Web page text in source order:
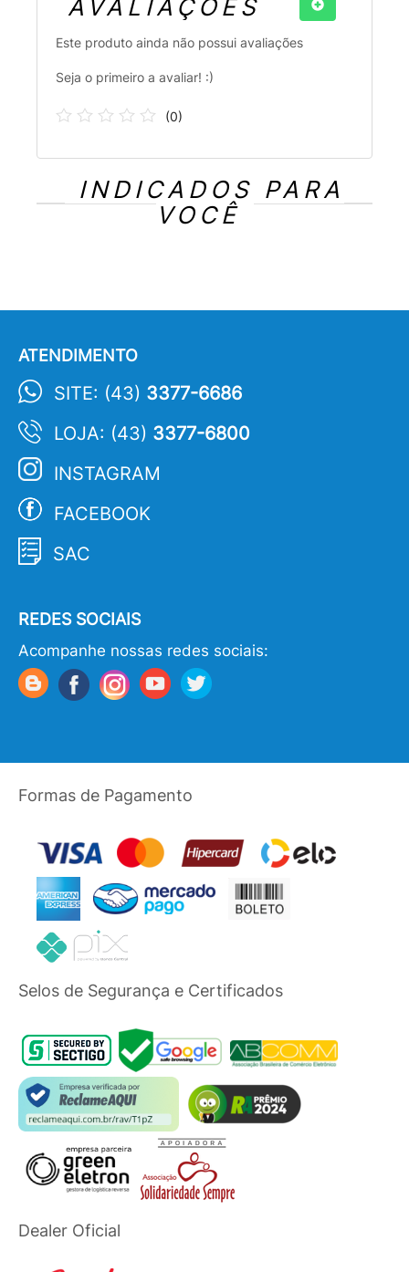
AVALIAÇÕES
Este produto ainda não possui avaliações
Seja o primeiro a avaliar! :)
(0)
INDICADOS PARA
VOCÊ
ATENDIMENTO
SITE: (43) 3377-6686
LOJA: (43) 3377-6800
INSTAGRAM
FACEBOOK
SAC
REDES SOCIAIS
Acompanhe nossas redes sociais:
Formas de Pagamento
Selos de Segurança e Certificados
Dealer Oficial